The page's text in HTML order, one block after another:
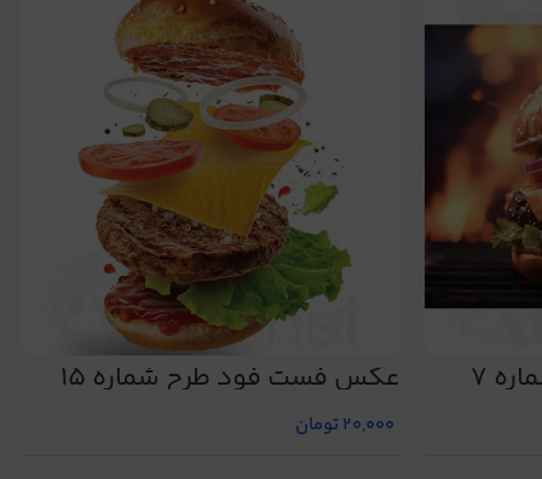
7 عکس فست فود طرح شماره 15
20,000تومان